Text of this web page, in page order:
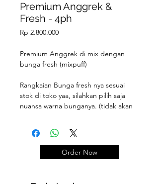
Premium Anggrek &
Fresh - 4ph
Rp 2.800.000Price
Premium Anggrek di mix dengan
bunga fresh (mixpuff)
Rangkaian Bunga fresh nya sesuai
stok di toko yaa, silahkan pilih saja
nuansa warna bunganya. (tidak akan
Order Now